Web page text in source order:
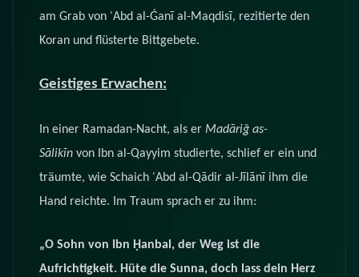
am Grab von ʿAbd al-Ġanī al-Maqdisī, rezitierte den
Koran und flüsterte Bittgebete.
Geistiges Erwachen:
In einer Ramadan-Nacht, als er Madāriǧ as-
Sālikīn von Ibn al-Qayyim studierte, schlief er ein und
träumte, wie Schaich ʿAbd al-Qādir al-Jīlānī ihm die
Hand reichte. Im Traum sprach er zu ihm:
„O Sohn von Ibn Ḥanbal, der Weg ist die
Aufrichtigkeit. Hüte die Sunna, doch lass dein Herz